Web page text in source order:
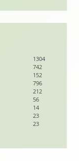
1304
742
152
796
212
56
14
23
23